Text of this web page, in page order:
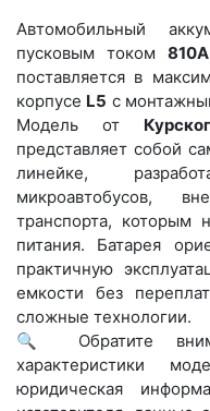
Автомобильный
пусковым током810A
поставляется в
корпусе L5 с
Модель от
представляет собой
линейке,
микроавтобусов,
транспорта, которым
питания. Батарея
практичную
емкости без
сложные технологии.
🔍 Обратите
характеристики
юридическая